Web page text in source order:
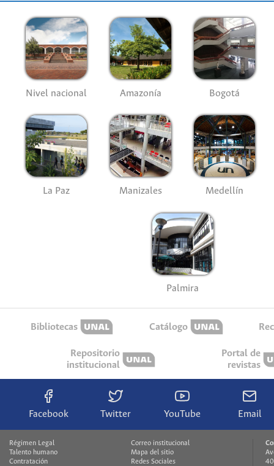
Nivel nacional Amazonía Bogotá
La Paz Manizales Medellín
Palmira
Bibliotecas Catálogo
Repositorio
institucional
Portal de
revistas
Facebook Twitter YouTube Email
Régimen Legal
Talento humano
Contratación
Correo institucional
Mapa del sitio
Redes Sociales